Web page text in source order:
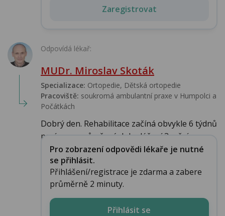
Zaregistrovat
Odpovídá lékař:
MUDr. Miroslav Skoták
Specializace: Ortopedie, Dětská ortopedie
Pracoviště: soukromá ambulantní praxe v Humpolci a
Počátkách
Dobrý den. Rehabilitace začíná obvykle 6 týdnů
po úrazu, průměrná doba léčení 3 měsíc...
Pro zobrazení odpovědi lékaře je nutné
se přihlásit.
Přihlášení/registrace je zdarma a zabere
průměrně 2 minuty.
Přihlásit se